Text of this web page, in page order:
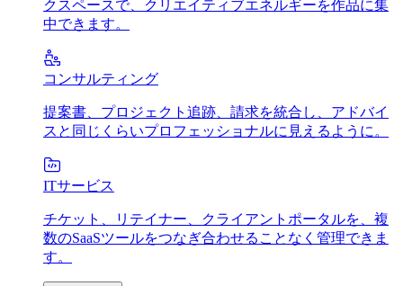
クスペースで、クリエイティブエネルギーを作品に集
中できます。
コンサルティング
提案書、プロジェクト追跡、請求を統合し、アドバイ
スと同じくらいプロフェッショナルに見えるように。
ITサービス
チケット、リテイナー、クライアントポータルを、複
数のSaaSツールをつなぎ合わせることなく管理できま
す。